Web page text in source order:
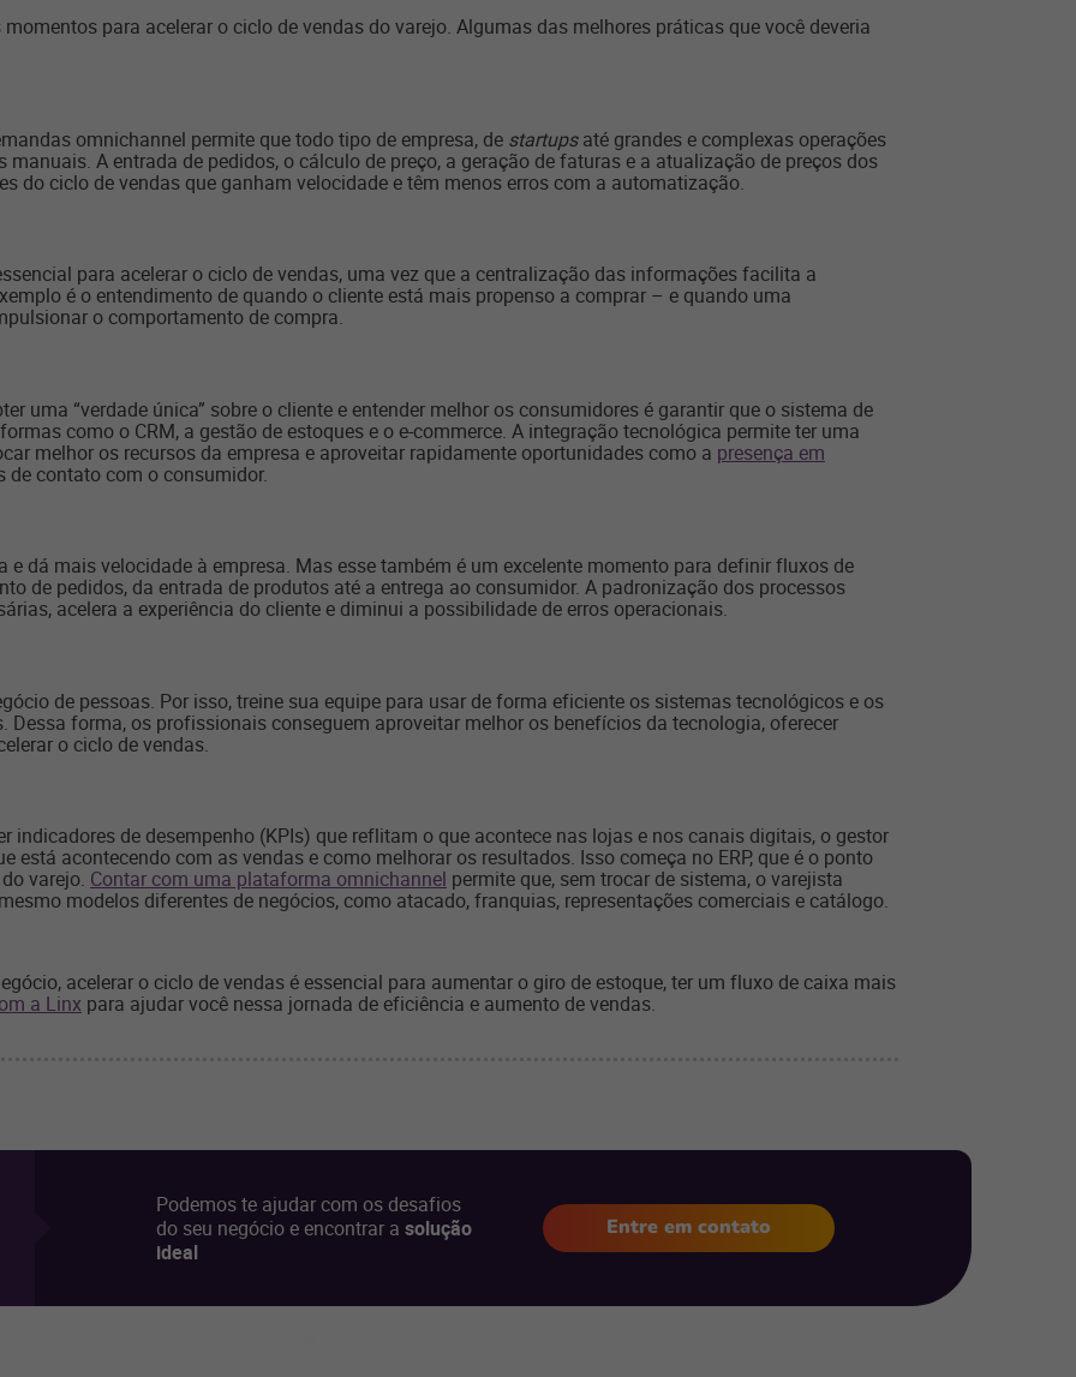
para acelerar o ciclo de vendas do varejo. Algumas das melhores práticas que você deveria
omnichannel permite que todo tipo de empresa, de startupsaté grandes e complexas operações
A entrada de pedidos, o cálculo de preço, a geração de faturas e a atualização de preços dos
do ciclo de vendas que ganham velocidade e têm menos erros com a automatização.
para acelerar o ciclo de vendas, uma vez que a centralização das informações facilita a
é o entendimento de quando o cliente está mais propenso a comprar – e quando uma
o comportamento de compra.
uma “verdade única” sobre o cliente e entender melhor os consumidores é garantir que o sistema de
como o CRM, a gestão de estoques e o e-commerce. A integração tecnológica permite ter uma
melhor os recursos da empresa e aproveitar rapidamente oportunidades como a presença em
de contato com o consumidor.
dá mais velocidade à empresa. Mas esse também é um excelente momento para definir fluxos de
de pedidos, da entrada de produtos até a entrega ao consumidor. A padronização dos processos
acelera a experiência do cliente e diminui a possibilidade de erros operacionais.
de pessoas. Por isso, treine sua equipe para usar de forma eficiente os sistemas tecnológicos e os
forma, os profissionais conseguem aproveitar melhor os benefícios da tecnologia, oferecer
o ciclo de vendas.
indicadores de desempenho (KPIs) que reflitam o que acontece nas lojas e nos canais digitais, o gestor
está acontecendo com as vendas e como melhorar os resultados. Isso começa no ERP, que é o ponto
varejo. Contar com uma plataforma omnichannel permite que, sem trocar de sistema, o varejista
modelos diferentes de negócios, como atacado, franquias, representações comerciais e catálogo.
acelerar o ciclo de vendas é essencial para aumentar o giro de estoque, ter um fluxo de caixa mais
a Linx para ajudar você nessa jornada de eficiência e aumento de vendas.
Podemos te ajudar com os desafios
do seu negócio e encontrar a solução
ideal
Entre em contato